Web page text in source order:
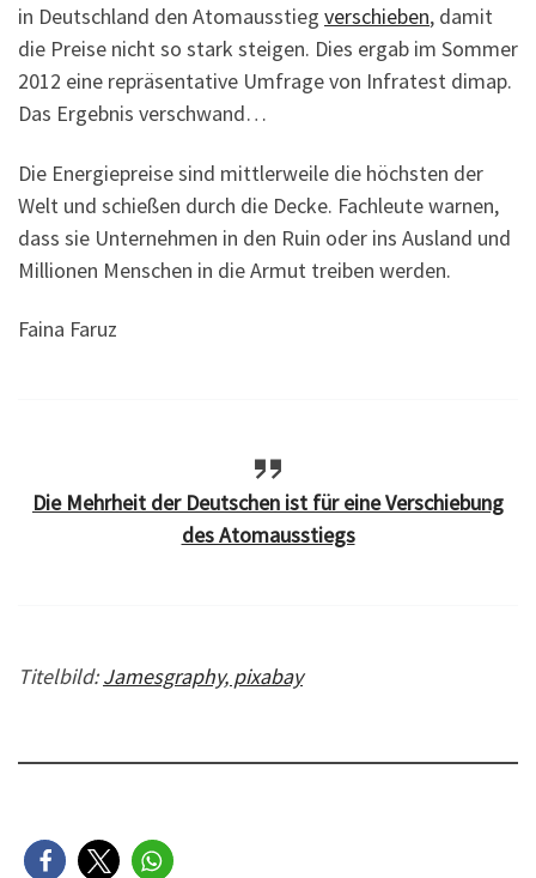
in Deutschland den Atomausstieg verschieben, damit
die Preise nicht so stark steigen. Dies ergab im Sommer
2012 eine repräsentative Umfrage von Infratest dimap.
Das Ergebnis verschwand…
Die Energiepreise sind mittlerweile die höchsten der
Welt und schießen durch die Decke. Fachleute warnen,
dass sie Unternehmen in den Ruin oder ins Ausland und
Millionen Menschen in die Armut treiben werden.
Faina Faruz
Die Mehrheit der Deutschen ist für eine Verschiebung
des Atomausstiegs
Titelbild:Jamesgraphy, pixabay